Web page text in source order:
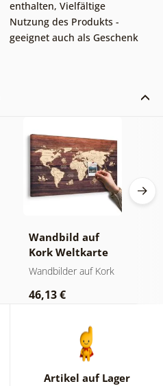
enthalten, Vielfältige
Nutzung des Produkts -
geeignet auch als Geschenk
Wandbild auf
Kork Weltkarte
auf Holz
Wandbilder auf Kork
46,13 €
Artikel auf Lager